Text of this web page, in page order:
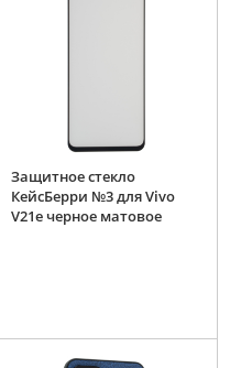
Защитное стекло
КейсБерри №3 для Vivo
V21e черное матовое